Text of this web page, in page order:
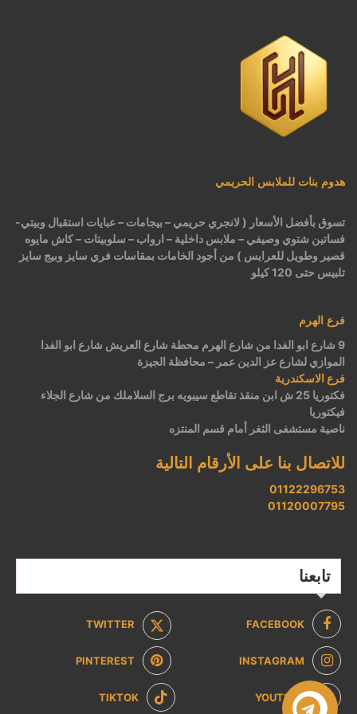
هدوم بنات للملابس الحريمي
تسوق بأفضل الأسعار ( لانجري حريمي – بيجامات – عبايات استقبال وبيتي-
فساتين شتوي وصيفي – ملابس داخلية – ارواب – سلوبيتات – كاش مايوه
قصير وطويل للعرايس ) من أجود الخامات بمقاسات فري سايز وبيج سايز
تلبيس حتى 120 كيلو
فرع الهرم
9 شارع ابو الفدا من شارع الهرم محطة شارع العريش شارع ابو الفدا
الموازي لشارع عز الدين عمر – محافظة الجيزة
فرع الاسكندرية
فكتوريا 25 ش ابن منقذ تقاطع سيبويه برج السلاملك من شارع الجلاء
فيكتوريا
ناصية مستشفى الثغر أمام قسم المنتزه
للاتصال بنا على الأرقام التالية
01122296753
01120007795
تابعنا
FACEBOOK
TWITTER
INSTAGRAM
PINTEREST
YOUTUBE
TIKTOK